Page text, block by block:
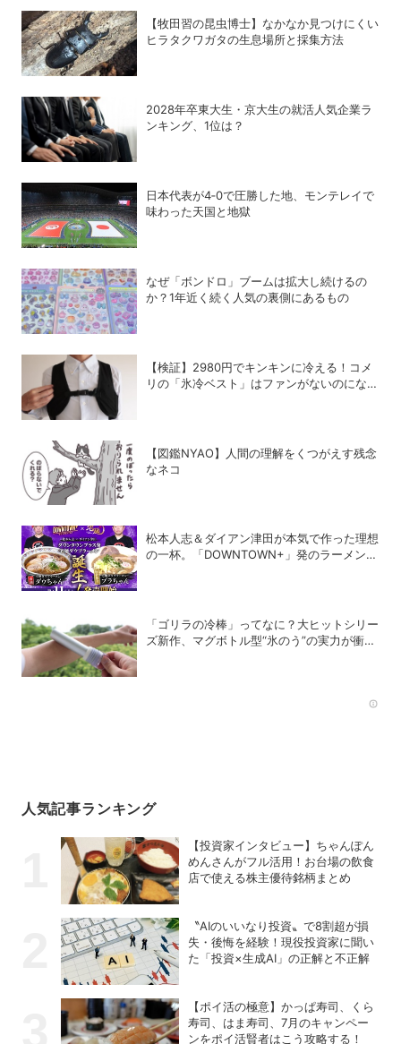
【牧田習の昆虫博士】なかなか見つけにくい
ヒラタクワガタの生息場所と採集方法
2028年卒東大生・京大生の就活人気企業ラ
ンキング、1位は？
日本代表が4‐0で圧勝した地、モンテレイで
味わった天国と地獄
なぜ「ボンドロ」ブームは拡大し続けるの
か？1年近く続く人気の裏側にあるもの
【検証】2980円でキンキンに冷える！コメ
リの「氷冷ベスト」はファンがないのになぜ
【図鑑NYAO】人間の理解をくつがえす残念
なネコ
松本人志＆ダイアン津田が本気で作った理想
の一杯。「DOWNTOWN+」発のラーメンを
「ゴリラの冷棒」ってなに？大ヒットシリー
ズ新作、マグボトル型“氷のう”の実力が衝撃
人気記事ランキング
【投資家インタビュー】ちゃんぽん
めんさんがフル活用！お台場の飲食
店で使える株主優待銘柄まとめ
〝AIのいいなり投資〟で8割超が損
失・後悔を経験！現役投資家に聞い
た「投資×生成AI」の正解と不正解
【ポイ活の極意】かっぱ寿司、くら
寿司、はま寿司、7月のキャンペー
ンをポイ活賢者はこう攻略する！